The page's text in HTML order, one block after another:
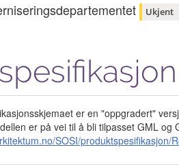
Ukjent
er en "oppgradert"
er på vei til å bli tilpasset GML
SOSI/produktspesifikasjon/